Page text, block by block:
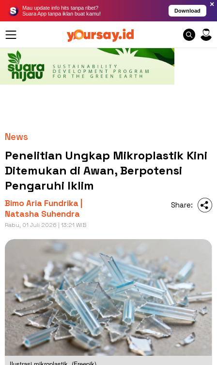
Mau update info hits tanpa ribet?
Suara App tanpa iklan buat kamu!
Download
×
News
Penelitian Ungkap Mikroplastik Kini
Ditemukan di Awan, Berpotensi
Pengaruhi Iklim
Bimo Aria Fundrika |
Natasha Suhendra
Rabu, 01 Juli 2026 | 13:21 WIB
Share: